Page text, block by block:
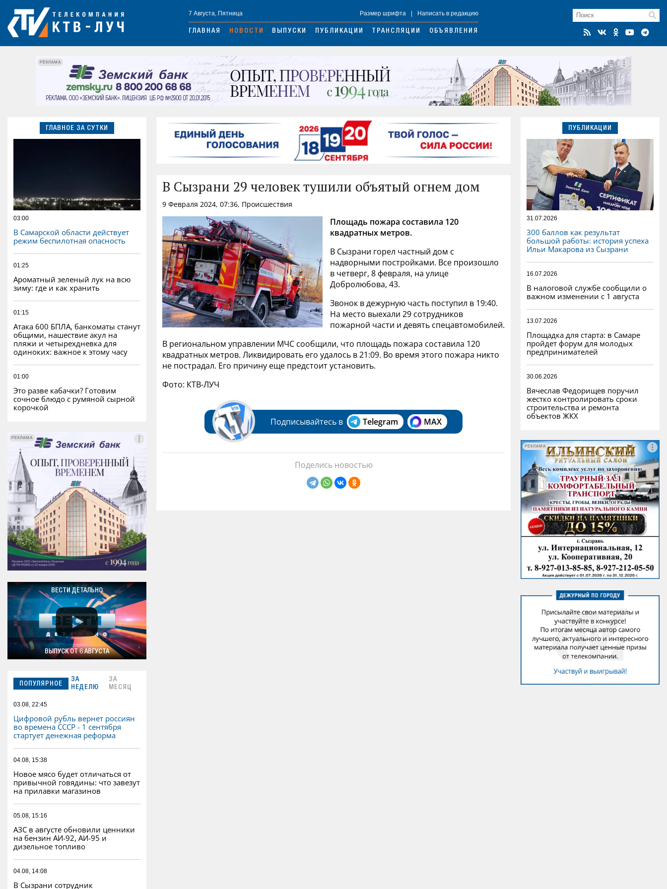
7 Августа, Пятница Размер шрифта Написать в редакцию
ГЛАВНАЯ НОВОСТИ ВЫПУСКИ ПУБЛИКАЦИИ ТРАНСЛЯЦИИ ОБЪЯВЛЕНИЯ
РЕКЛАМА
ГЛАВНОЕ ЗА СУТКИ
03:00
В Самарской области действует
режим беспилотная опасность
01:25
Ароматный зеленый лук на всю
зиму: где и как хранить
01:15
Атака 600 БПЛА, банкоматы станут
общими, нашествие акул на
пляжи и четырехдневка для
одиноких: важное к этому часу
01:00
Это разве кабачки? Готовим
сочное блюдо с румяной сырной
корочкой
РЕКЛАМА
РЕКЛАМА
ВЕСТИ ДЕТАЛЬНО
ВЫПУСК ОТ 6 АВГУСТА
ПОПУЛЯРНОЕ
ЗА
НЕДЕЛЮ
ЗА
МЕСЯЦ
03.08, 22:45
Цифровой рубль вернет россиян
во времена СССР - 1 сентября
стартует денежная реформа
04.08, 15:38
Новое мясо будет отличаться от
привычной говядины: что завезут
на прилавки магазинов
05.08, 15:16
АЗС в августе обновили ценники
на бензин АИ-92, АИ-95 и
дизельное топливо
04.08, 14:08
В Сызрани сотрудник
В Сызрани 29 человек тушили объятый огнем дом
9 Февраля 2024, 07:36, Происшествия
Площадь пожара составила 120
квадратных метров.
В Сызрани горел частный дом с
надворными постройками. Все произошло
в четверг, 8 февраля, на улице
Добролюбова, 43.
Звонок в дежурную часть поступил в 19:40.
На место выехали 29 сотрудников
пожарной части и девять спецавтомобилей.
В региональном управлении МЧС сообщили, что площадь пожара составила 120
квадратных метров. Ликвидировать его удалось в 21:09. Во время этого пожара никто
не пострадал. Его причину еще предстоит установить.
Фото: КТВ-ЛУЧ
Подписывайтесь в Telegram MAX
Поделись новостью
ПУБЛИКАЦИИ
31.07.2026
300 баллов как результат
большой работы: история успеха
Ильи Макарова из Сызрани
16.07.2026
В налоговой службе сообщили о
важном изменении с 1 августа
13.07.2026
Площадка для старта: в Самаре
пройдет форум для молодых
предпринимателей
30.06.2026
Вячеслав Федорищев поручил
жестко контролировать сроки
строительства и ремонта
объектов ЖКХ
РЕКЛАМА